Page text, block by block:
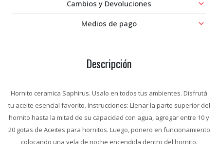
Cambios y Devoluciones
Medios de pago
Descripción
Hornito ceramica Saphirus. Usalo en todos tus ambientes. Disfrutá
tu aceite esencial favorito. Instrucciones: Llenar la parte superior del
hornito hasta la mitad de su capacidad con agua, agregar entre 10 y
20 gotas de Aceites para hornitos. Luego, ponero en funcionamiento
colocando una vela de noche encendida dentro del hornito.